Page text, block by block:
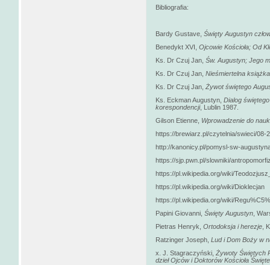
Bibliografia:
Bardy Gustave, Święty Augustyn
Benedykt XVI, Ojcowie Kościoła; Od
Ks. Dr Czuj Jan, Św. Augustyn; Jego
Ks. Dr Czuj Jan, Nieśmiertelna książka
Ks. Dr Czuj Jan, Żywot świętego
Ks. Eckman Augustyn, Dialog
korespondencji, Lublin 1987.
Gilson Etienne, Wprowadzenie do
https://brewiarz.pl/czytelnia/swieci/08-
http://kanonicy.pl/pomysl-sw-
https://sjp.pwn.pl/slowniki/
https://pl.wikipedia.org/wiki/
https://pl.wikipedia.org/wiki/Dioklecjan
https://pl.wikipedia.org/wiki/
Papini Giovanni, Święty Augustyn ,
Pietras Henryk, Ortodoksja i herezje ,
Ratzinger Joseph, Lud i Dom Boży w
x. J. Stagraczyński, Żywoty Świętych
dzieł Ojców i Doktorów Kościoła